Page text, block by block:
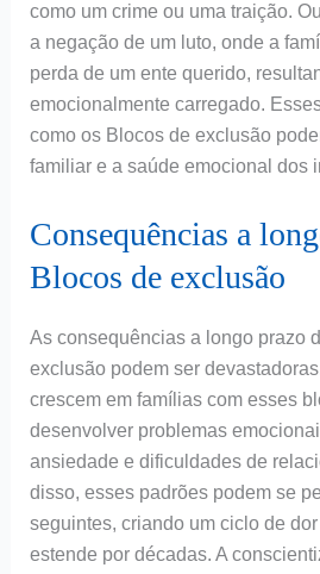
como um crime ou uma traição.
a negação de um luto, onde a
perda de um ente querido,
emocionalmente carregado.
como os Blocos de exclusão
familiar e a saúde emocional dos
Consequências a
Blocos de exclusão
As consequências a longo prazo
exclusão podem ser
crescem em famílias com esses
desenvolver problemas
ansiedade e dificuldades de
disso, esses padrões podem se
seguintes, criando um ciclo de
estende por décadas. A